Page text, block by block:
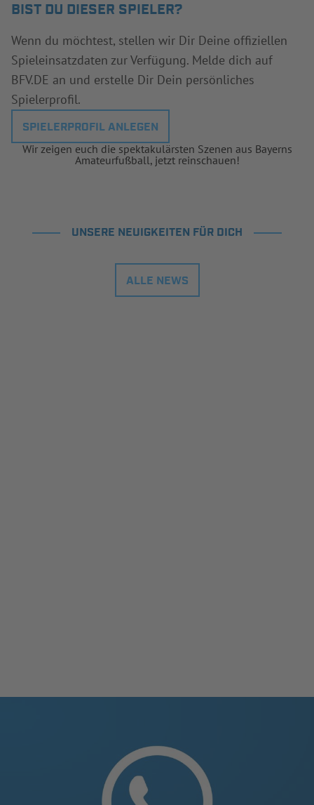
BIST DU DIESER SPIELER?
Wenn du möchtest, stellen wir Dir Deine offiziellen
Spieleinsatzdaten zur Verfügung. Melde dich auf
BFV.DE an und erstelle Dir Dein persönliches
Spielerprofil.
SPIELERPROFIL ANLEGEN
Wir zeigen euch die spektakulärsten Szenen aus Bayerns
Amateurfußball, jetzt reinschauen!
UNSERE NEUIGKEITEN FÜR DICH
ALLE NEWS